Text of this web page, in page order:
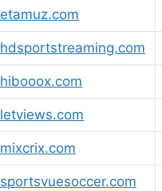
etamuz.com
hdsportstreaming.com
hibooox.com
letviews.com
mixcrix.com
sportsvuesoccer.com